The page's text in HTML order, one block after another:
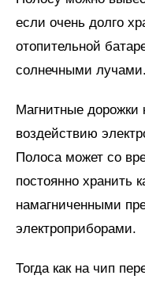
если очень долго
отопительной
солнечными лучами.
Магнитные дорожки
воздействию
Полоса может со
постоянно хранить
намагниченными
электроприборами.
Тогда как на чип